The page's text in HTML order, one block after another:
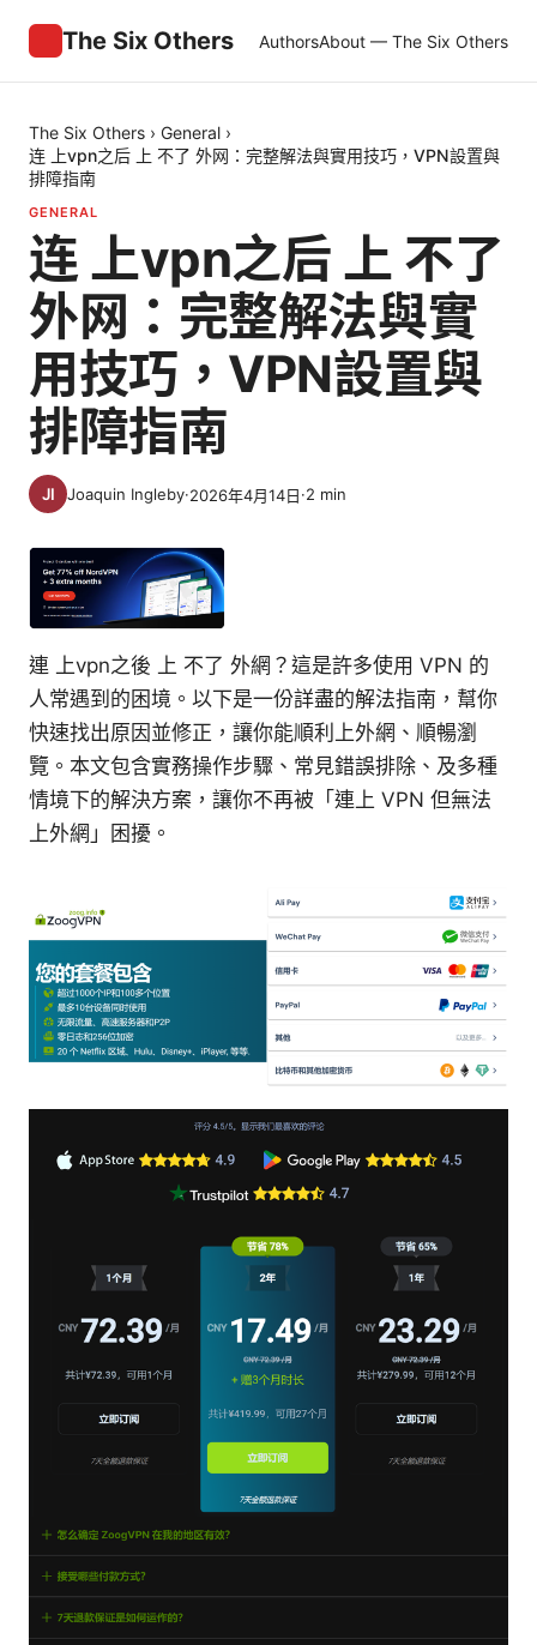
The Six Others AuthorsAbout — The Six Others
The Six Others › General ›
连 上vpn之后 上 不了 外网：完整解法與實用技巧，VPN設置與
排障指南
GENERAL
连 上vpn之后 上 不了
外网：完整解法與實
用技巧，VPN設置與
排障指南
Joaquin Ingleby·2026年4月14日·2 min
連 上vpn之後 上 不了 外網？這是許多使用 VPN 的
人常遇到的困境。以下是一份詳盡的解法指南，幫你
快速找出原因並修正，讓你能順利上外網、順暢瀏
覽。本文包含實務操作步驟、常見錯誤排除、及多種
情境下的解決方案，讓你不再被「連上 VPN 但無法
上外網」困擾。